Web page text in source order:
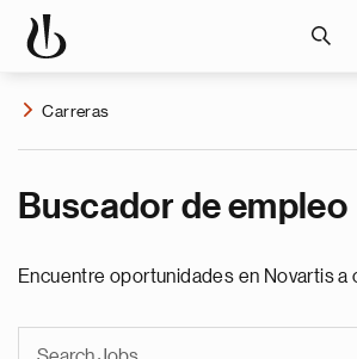
Carreras
Buscador de empleo
Encuentre oportunidades en Novartis a